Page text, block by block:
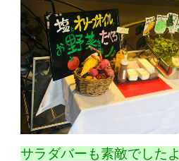
サラダバーも素敵でした